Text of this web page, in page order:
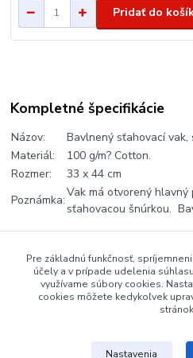
Pridať do
Kompletné špecifikácie
Názov:
Bavlnený sťahovací vak,
Materiál:
100 g/m? Cotton.
Rozmer:
33 x 44 cm
Poznámka:
Vak má otvorený
sťahovacou šnúrkou.
Tovar zaradený v
MDD, pre detičky
Pre základnú funkčnosť,
účely a v prípade udelenia
využívame súbory cookies.
cookies môžete kedykoľvek
Nastavenia